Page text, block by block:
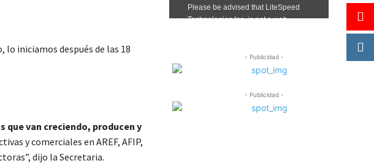
lo iniciamos después de las 18
que van creciendo, producen y
y comerciales en AREF, AFIP,
dijo la Secretaria.
- Publicidad -
- Publicidad -